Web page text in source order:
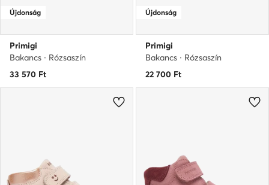
Újdonság
Primigi
Bakancs · Rózsaszín
33 570 Ft
Újdonság
Primigi
Bakancs · Rózsaszín
22 700 Ft